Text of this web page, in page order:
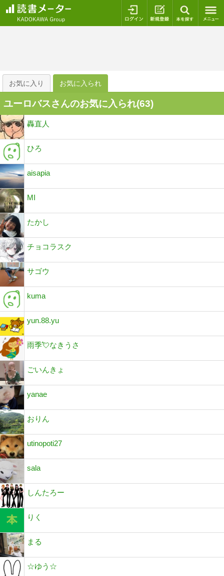
ログイン 新規登録
お気に入り お気に入られ
ユーロバスさんのお気に入られ(63)
轟直人
ひろ
aisapia
MI
たかし
チョコラスク
サゴウ
kuma
yun.88.yu
雨季💘なきうさ
ごいんきょ
yanae
おりん
utinopoti27
sala
しんたろー
りく
まる
☆ゆう☆